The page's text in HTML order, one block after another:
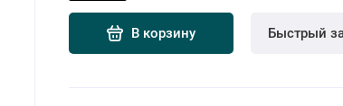
В корзину Быстрый